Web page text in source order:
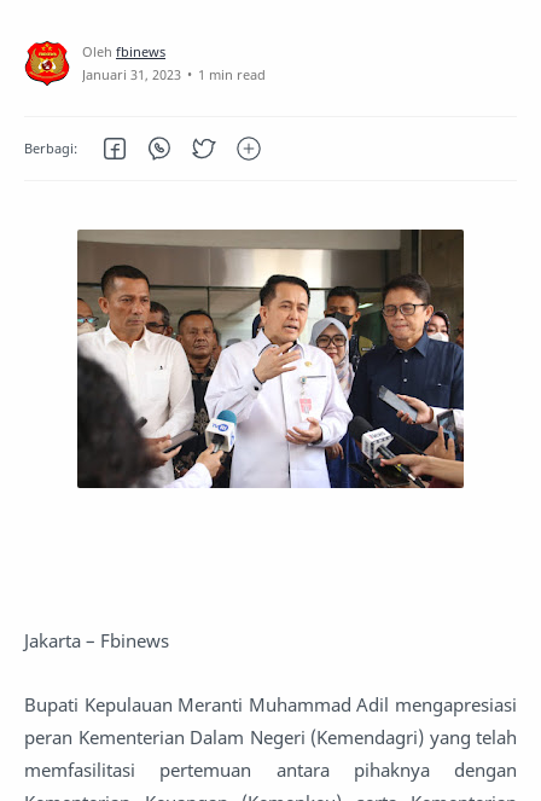
1 min read
Jakarta – Fbinews
Bupati Kepulauan Meranti Muhammad Adil mengapresiasi
peran Kementerian Dalam Negeri (Kemendagri) yang telah
memfasilitasi pertemuan antara pihaknya dengan